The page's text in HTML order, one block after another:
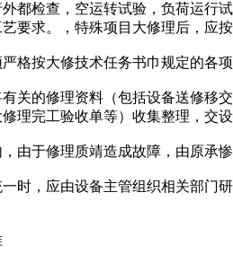
都检查，空运转试验，负荷运行
要求。，特殊项目大修理后，应
格按大修技术任务书巾规定的各
关的修理资料（包括设备送修移
理完工验收单等）收集整理，交
由于修理质靖造成故障，由原承
时，应由设备主管组织相关部门